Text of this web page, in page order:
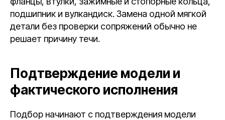
подшипник и вулкандиск. Замена одной мягкой
детали без проверки сопряжений обычно не
решает причину течи.
Подтверждение модели и
фактического исполнения
Подбор начинают с подтверждения модели